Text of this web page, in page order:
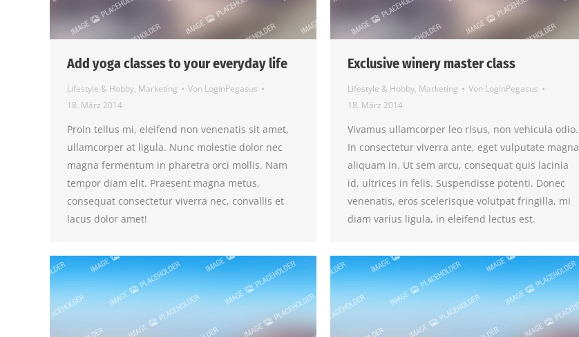
Add yoga classes to your everyday life
Lifestyle & Hobby, Marketing Von LoginPegasus
18. März 2014
Proin tellus mi, eleifend non venenatis sit amet,
ullamcorper at ligula. Nunc molestie dolor nec
magna fermentum in pharetra orci mollis. Nam
tempor diam elit. Praesent magna metus,
consequat consectetur viverra nec, convallis et
lacus dolor amet!
Exclusive winery master class
Lifestyle & Hobby, Marketing Von LoginPegasus
18. März 2014
Vivamus ullamcorper leo risus, non vehicula odio.
In consectetur viverra ante, eget vulputate magna
aliquam in. Ut sem arcu, consequat quis lacinia
id, ultrices in felis. Suspendisse potenti. Donec
venenatis, eros scelerisque volutpat fringilla, mi
diam varius ligula, in eleifend lectus est.